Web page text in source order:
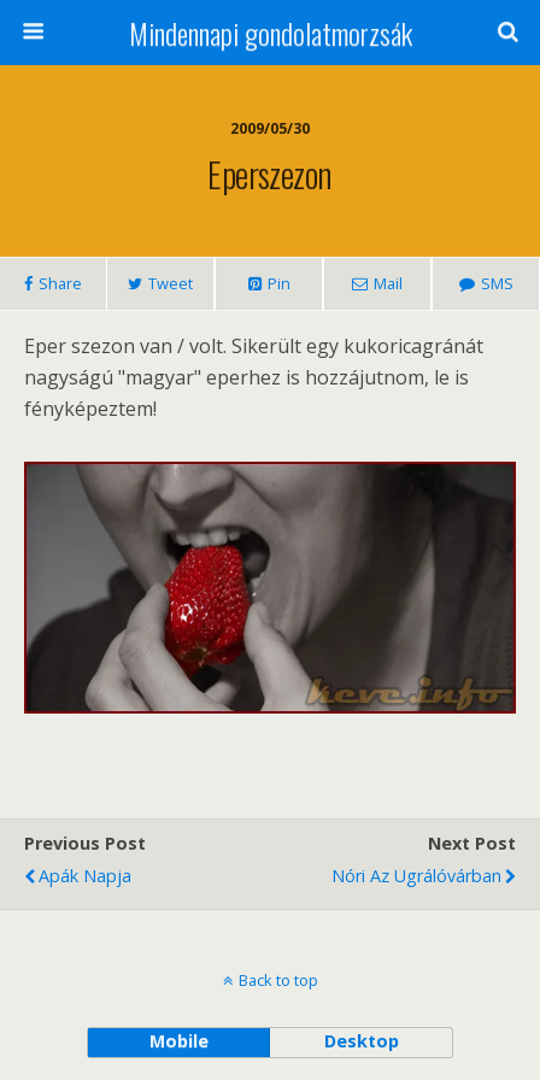
Mindennapi gondolatmorzsák
2009/05/30
Eperszezon
Share Tweet Pin Mail SMS
Eper szezon van / volt. Sikerült egy kukoricagránát
nagyságú "magyar" eperhez is hozzájutnom, le is
fényképeztem!
Previous Post
Apák Napja
Next Post
Nóri Az Ugrálóvárban
Back to top
Mobile Desktop